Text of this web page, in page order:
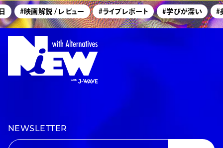
#映画解説 / レビュー #ライブレポート #学びが深い #美
NEWSLETTER